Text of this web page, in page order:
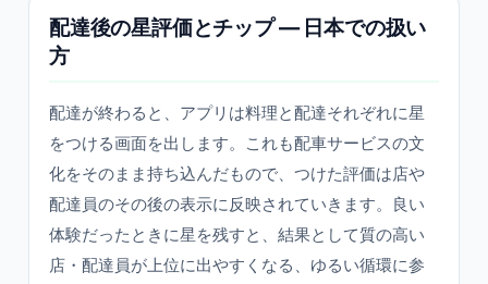
配達後の星評価とチップ ― 日本での扱い
方
配達が終わると、アプリは料理と配達それぞれに星
をつける画面を出します。これも配車サービスの文
化をそのまま持ち込んだもので、つけた評価は店や
配達員のその後の表示に反映されていきます。良い
体験だったときに星を残すと、結果として質の高い
店・配達員が上位に出やすくなる、ゆるい循環に参